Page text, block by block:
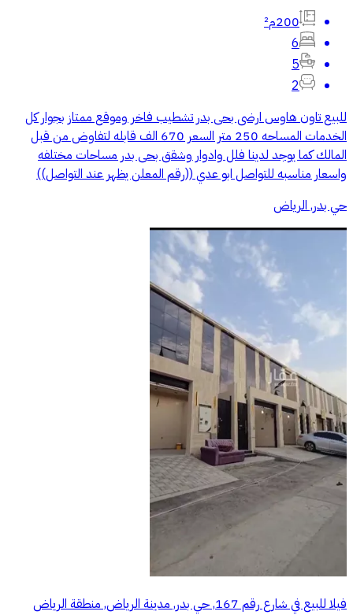
200م²
6
5
2
للبيع تاون هاوس ارضى بحى بدر تشطيب فاخر وموقع ممتاز بجوار كل
الخدمات المساحه 250 متر السعر 670 الف قابله لتفاوض من قبل
المالك كما يوجد لدينا فلل وادوار وشقق بحى بدر مساحات مختلفه
واسعار مناسبه للتواصل ابو عدي ((رقم المعلن يظهر عند التواصل))
حي بدر, الرياض
فيلا للبيع في شارع رقم 167, حي بدر, مدينة الرياض, منطقة الرياض